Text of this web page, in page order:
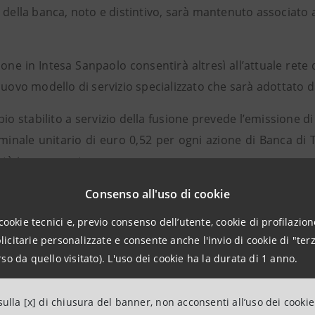
Consenso all'uso di cookie
tecnici e, previo consenso dell’utente, cookie di
personalizzate e consente anche l'invio di cookie di
da quello visitato). L'uso dei cookie ha la durata di 1 anno.
[x] di chiusura del banner, non acconsenti all’uso dei
banca, noto e distintivo, sarà mantenuto associato
in Intesa Sanpaolo consentirà altresì all’attuale
modello di servizio specializzato che sarà adottato
stabilito a servizio della fusione prevede l’emissione
unitario di euro 0,52 per ogni azione di Banca di
incorporante.
di minoranza sarà riconosciuto il diritto di
della società incorporante, al prezzo unitario di euro
per il recesso.
concambio sia della determinazione del valore
Deloitte Financial Advisory S.r.l.
sarà sottoposta all’approvazione